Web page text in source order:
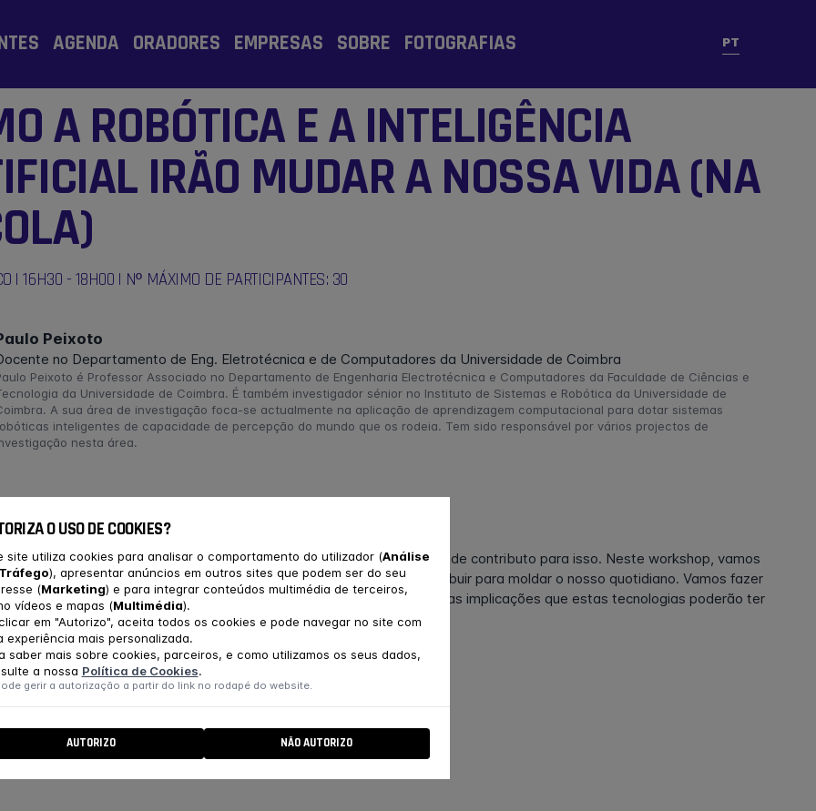
O USO DE COOKIES?
site utiliza cookies para analisar o comportamento do utilizador (Análise
), apresentar anúncios em outros sites que podem ser do seu
(Marketing) e para integrar conteúdos multimédia de terceiros,
vídeos e mapas (Multimédia).
em "Autorizo", aceita todos os cookies e pode navegar no site com
experiência mais personalizada.
saber mais sobre cookies, parceiros, e como utilizamos os seus dados,
a nossa Política de Cookies.
gerir a autorização a partir do link no rodapé do website.
AUTORIZO NÃO AUTORIZO
AGENDA ORADORES EMPRESAS SOBRE FOTOGRAFIAS PT
A ROBÓTICA E A INTELIGÊNCIA
IRÃO MUDAR A NOSSA VIDA (NA
| 16H30 - 18H00 | Nº MÁXIMO DE PARTICIPANTES: 30
Peixoto
no Departamento de Eng. Eletrotécnica e de Computadores da Universidade de Coimbra
Peixoto é Professor Associado no Departamento de Engenharia Electrotécnica e Computadores da Faculdade de Ciências e
da Universidade de Coimbra. É também investigador sénior no Instituto de Sistemas e Robótica da Universidade de
A sua área de investigação foca-se actualmente na aplicação de aprendizagem computacional para dotar sistemas
inteligentes de capacidade de percepção do mundo que os rodeia. Tem sido responsável por vários projectos de
nesta área.
O WORKSHOP
está a mudar muito rapidamente e a tecnologia tem dado um grande contributo para isso. Neste workshop, vamos
de ver como a Robótica e a Inteligência Artificial estão a contribuir para moldar o nosso quotidiano. Vamos fazer
pelo que de mais actual se faz nestas duas áreas e falaremos sobre as implicações que estas tecnologias poderão ter
prática e na escola.
requisito prévio.